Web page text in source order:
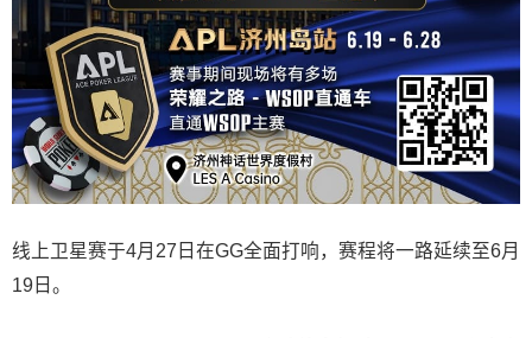
线上卫星赛于4月27日在GG全面打响，赛程将一路延续至6月
19日。